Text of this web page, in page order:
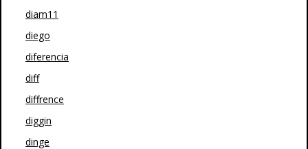
diam11
diego
diferencia
diff
diffrence
diggin
dinge